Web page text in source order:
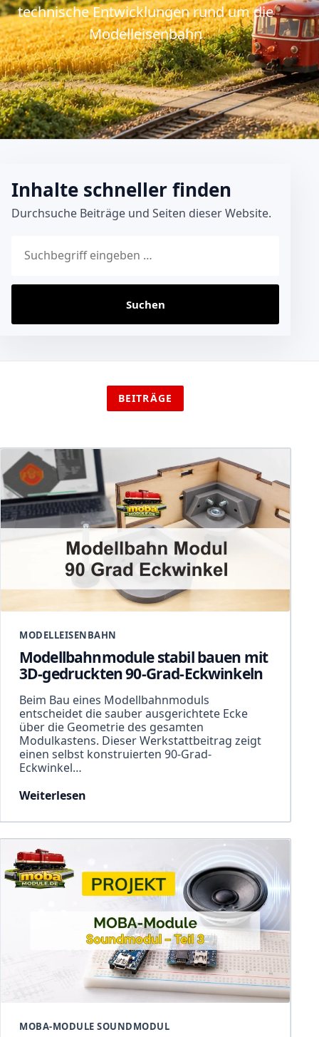
technische Entwicklungen rund um die
Modelleisenbahn
Inhalte schneller finden
Durchsuche Beiträge und Seiten dieser Website.
Suchen
BEITRÄGE
MODELLEISENBAHN
Modellbahnmodule stabil bauen mit
3D-gedruckten 90-Grad-Eckwinkeln
Beim Bau eines Modellbahnmoduls
entscheidet die sauber ausgerichtete Ecke
über die Geometrie des gesamten
Modulkastens. Dieser Werkstattbeitrag zeigt
einen selbst konstruierten 90-Grad-
Eckwinkel…
Weiterlesen
MOBA-MODULE SOUNDMODUL